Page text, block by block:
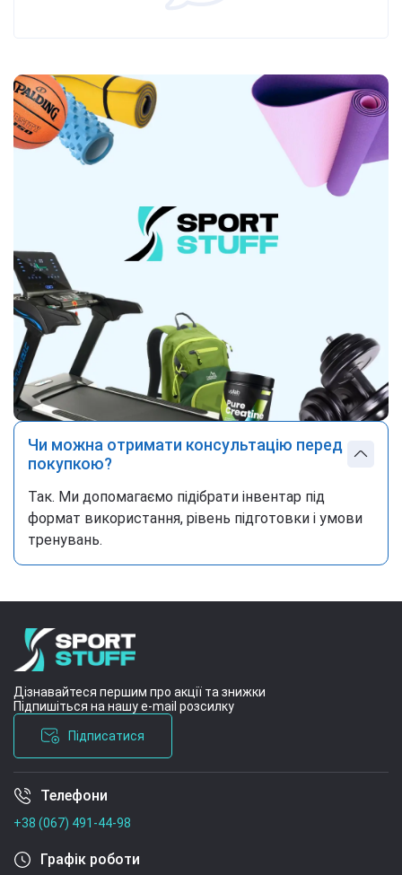
Чи можна отримати консультацію перед
покупкою?
Так. Ми допомагаємо підібрати інвентар під
формат використання, рівень підготовки і умови
тренувань.
Дізнавайтеся першим про акції та знижки
Підпишіться на нашу e-mail розсилку
Підписатися
Умови угоди
Телефони
+38 (067) 491-44-98
Графік роботи